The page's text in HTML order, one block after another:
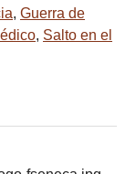
, Guerra de
, Salto en el